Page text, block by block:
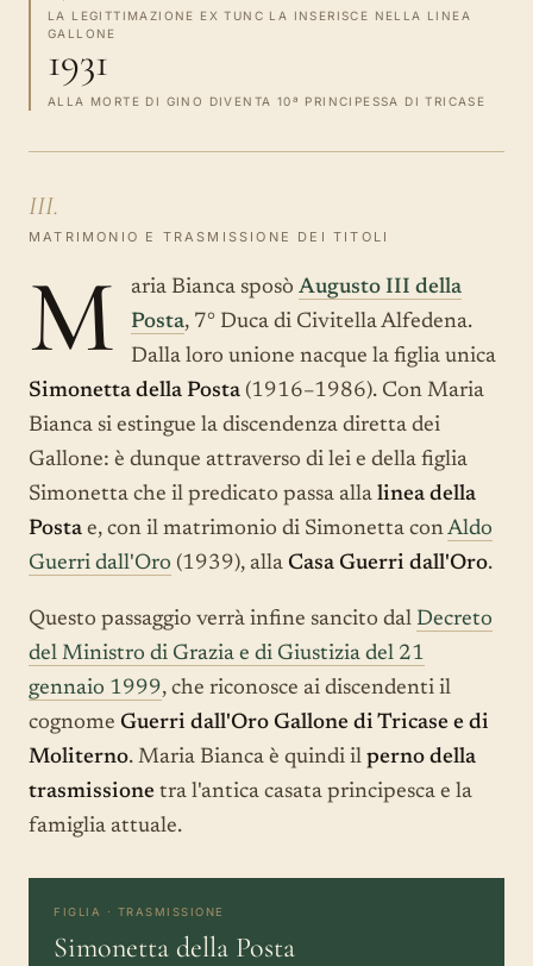
LA LEGITTIMAZIONE EX TUNC LA INSERISCE NELLA LINEA
GALLONE
1931
ALLA MORTE DI GINO DIVENTA 10ª PRINCIPESSA DI TRICASE
III.
MATRIMONIO E TRASMISSIONE DEI TITOLI
M aria Bianca sposò Augusto III della
Posta, 7° Duca di Civitella Alfedena.
Dalla loro unione nacque la figlia unica
Simonetta della Posta (1916–1986). Con Maria
Bianca si estingue la discendenza diretta dei
Gallone: è dunque attraverso di lei e della figlia
Simonetta che il predicato passa alla linea della
Posta e, con il matrimonio di Simonetta conAldo
Guerri dall'Oro (1939), alla Casa Guerri dall'Oro.
Questo passaggio verrà infine sancito dal Decreto
del Ministro di Grazia e di Giustizia del 21
gennaio 1999, che riconosce ai discendenti il
cognome Guerri dall'Oro Gallone di Tricase e di
Moliterno. Maria Bianca è quindi il perno della
trasmissione tra l'antica casata principesca e la
famiglia attuale.
FIGLIA · TRASMISSIONE
Simonetta della Posta